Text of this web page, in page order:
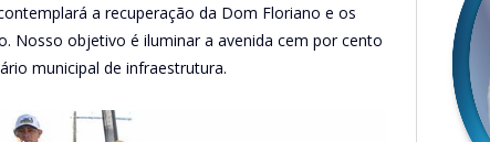
a recuperação da Dom Floriano e os
Nosso objetivo é iluminar a avenida cem por cento
municipal de infraestrutura.